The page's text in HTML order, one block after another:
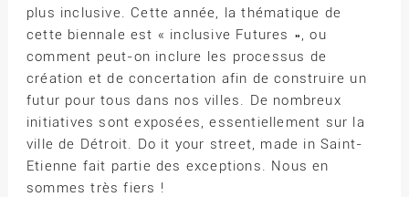
plus inclusive. Cette année, la thématique de
cette biennale est « inclusive Futures », ou
comment peut-on inclure les processus de
création et de concertation afin de construire un
futur pour tous dans nos villes. De nombreux
initiatives sont exposées, essentiellement sur la
ville de Détroit. Do it your street, made in Saint-
Etienne fait partie des exceptions. Nous en
sommes très fiers !